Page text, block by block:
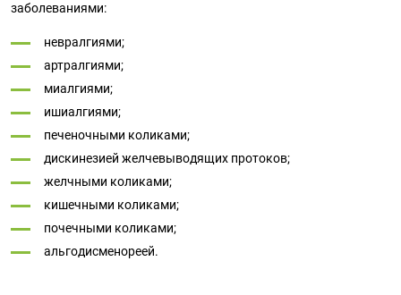
заболеваниями:
невралгиями;
артралгиями;
миалгиями;
ишиалгиями;
печеночными коликами;
дискинезией желчевыводящих протоков;
желчными коликами;
кишечными коликами;
почечными коликами;
альгодисменореей.